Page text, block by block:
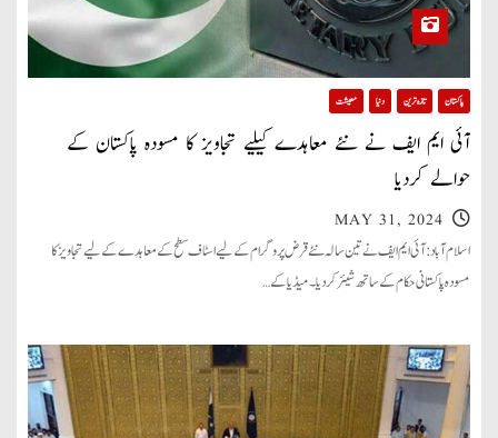
پاکستان تازہ ترین دنیا معیشت
آئی ایم ایف نے نئے معاہدے کیلیے تجاویز کا مسودہ پاکستان کے
حوالے کردیا
MAY 31, 2024
اسلام آباد: آئی ایم ایف نے تین سالہ نئے قرض پروگرام کے لیے اسٹاف سطح کے معاہدے کے لیے تجاویز کا
مسودہ پاکستانی حکام کے ساتھ شیئر کردیا۔ میڈیا کے…